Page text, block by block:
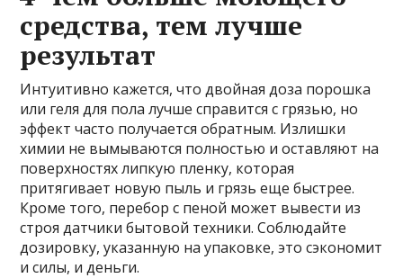
средства, тем лучше
результат
Интуитивно кажется, что двойная доза порошка
или геля для пола лучше справится с грязью, но
эффект часто получается обратным. Излишки
химии не вымываются полностью и оставляют на
поверхностях липкую пленку, которая
притягивает новую пыль и грязь еще быстрее.
Кроме того, перебор с пеной может вывести из
строя датчики бытовой техники. Соблюдайте
дозировку, указанную на упаковке, это сэкономит
и силы, и деньги.